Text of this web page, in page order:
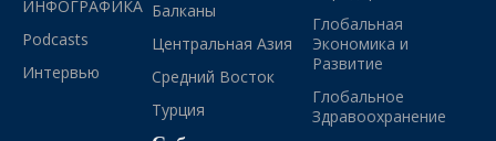
ИНФОГРАФИКА
Podcasts
Интервью
Балканы
Центральная Азия
Средний Восток
Турция
Глобальная
Экономика и
Развитие
Глобальное
Здравоохранение